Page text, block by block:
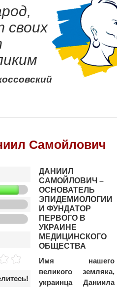
Самойлович
ДАНИИЛ
САМОЙЛОВИЧ –
ОСНОВАТЕЛЬ
ЭПИДЕМИОЛОГИИ
И ФУНДАТОР
ПЕРВОГО В
УКРАИНЕ
МЕДИЦИНСКОГО
ОБЩЕСТВА
Имя нашего
великого земляка,
украинца Даниила